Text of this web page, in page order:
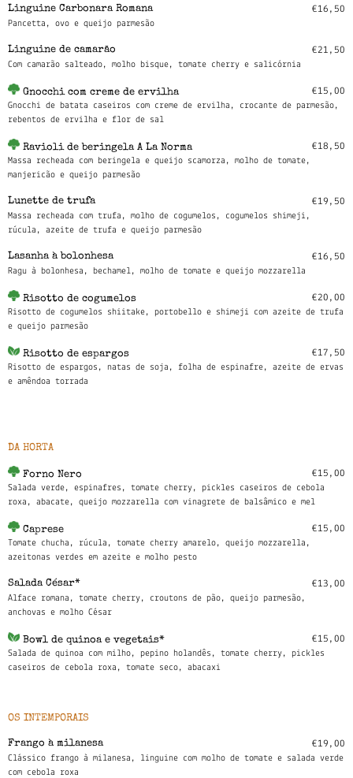
Linguine Carbonara Romana €16,50
Pancetta, ovo e queijo parmesão
Linguine de camarão €21,50
Com camarão salteado, molho bisque, tomate cherry e salicórnia
Gnocchi com creme de ervilha €15,00
Gnocchi de batata caseiros com creme de ervilha, crocante de parmesão,
rebentos de ervilha e flor de sal
Ravioli de beringela A La Norma €18,50
Massa recheada com beringela e queijo scamorza, molho de tomate,
manjericão e queijo parmesão
Lunette de trufa €19,50
Massa recheada com trufa, molho de cogumelos, cogumelos shimeji,
rúcula, azeite de trufa e queijo parmesão
Lasanha à bolonhesa €16,50
Ragu à bolonhesa, bechamel, molho de tomate e queijo mozzarella
Risotto de cogumelos €20,00
Risotto de cogumelos shiitake, portobello e shimeji com azeite de trufa
e queijo parmesão
Risotto de espargos €17,50
Risotto de espargos, natas de soja, folha de espinafre, azeite de ervas
e amêndoa torrada
DA HORTA
Forno Nero €15,00
Salada verde, espinafres, tomate cherry, pickles caseiros de cebola
roxa, abacate, queijo mozzarella com vinagrete de balsâmico e mel
Caprese €15,00
Tomate chucha, rúcula, tomate cherry amarelo, queijo mozzarella,
azeitonas verdes em azeite e molho pesto
Salada César* €13,00
Alface romana, tomate cherry, croutons de pão, queijo parmesão,
anchovas e molho César
Bowl de quinoa e vegetais* €15,00
Salada de quinoa com milho, pepino holandês, tomate cherry, pickles
caseiros de cebola roxa, tomate seco, abacaxi
OS INTEMPORAIS
Frango à milanesa €19,00
Clássico frango à milanesa, linguine com molho de tomate e salada verde
com cebola roxa